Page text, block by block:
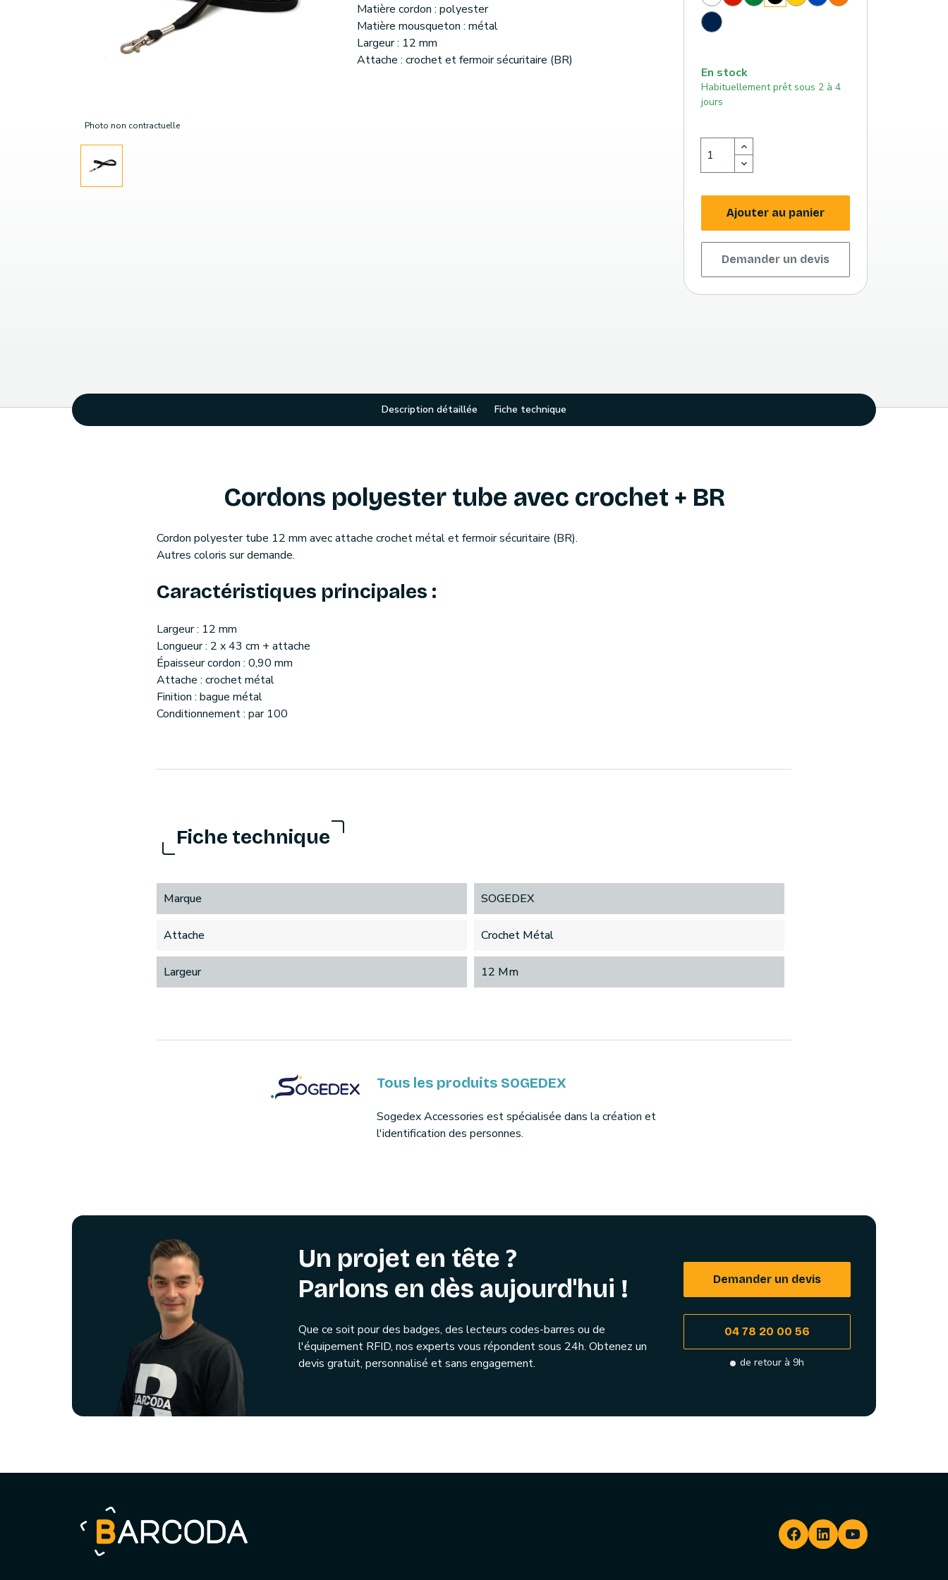
Photo non contractuelle
Matière cordon : polyester
Matière mousqueton : métal
Largeur : 12 mm
Attache : crochet et fermoir sécuritaire (BR)
(186 (348
(116 roi
(151
Bleu
marine
En stock
Habituellement prêt sous 2 à 4
jours
Ajouter au panier
Demander un devis
Description détaillée Fiche technique
Cordons polyester tube avec crochet + BR
Cordon polyester tube 12 mm avec attache crochet métal et fermoir sécuritaire (BR).
Autres coloris sur demande.
Caractéristiques principales :
Largeur : 12 mm
Longueur : 2 x 43 cm + attache
Épaisseur cordon : 0,90 mm
Attache : crochet métal
Finition : bague métal
Conditionnement : par 100
Fiche technique
Marque SOGEDEX
Attache Crochet Métal
Largeur 12 Mm
Tous les produits SOGEDEX
Sogedex Accessories est spécialisée dans la création et
l'identification des personnes.
Un projet en tête ?
Parlons en dès aujourd'hui !
Que ce soit pour des badges, des lecteurs codes-barres ou de
l'équipement RFID, nos experts vous répondent sous 24h. Obtenez un
devis gratuit, personnalisé et sans engagement.
Demander un devis
04 78 20 00 56
de retour à 9h